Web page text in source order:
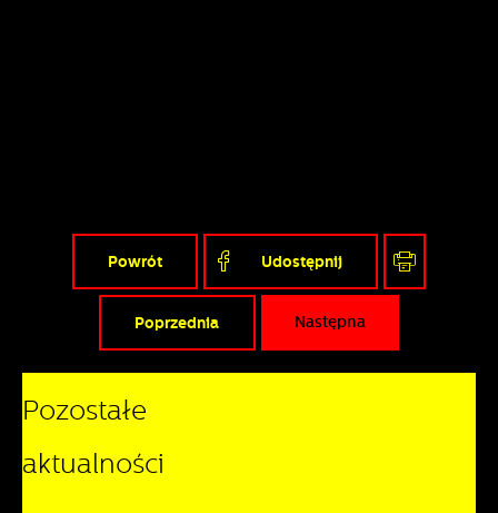
Powrót Udostępnij
Poprzednia Następna
Pozostałe
aktualności